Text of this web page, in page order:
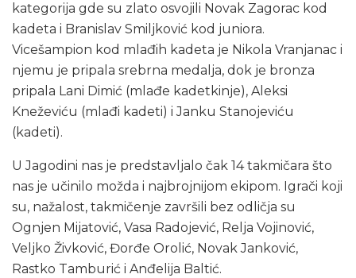
kategorija gde su zlato osvojili Novak Zagorac kod
kadeta i Branislav Smiljković kod juniora.
Vicešampion kod mlađih kadeta je Nikola Vranjanac i
njemu je pripala srebrna medalja, dok je bronza
pripala Lani Dimić (mlađe kadetkinje), Aleksi
Kneževiću (mlađi kadeti) i Janku Stanojeviću
(kadeti).
U Jagodini nas je predstavljalo čak 14 takmičara što
nas je učinilo možda i najbrojnijom ekipom. Igrači koji
su, nažalost, takmičenje završili bez odličja su
Ognjen Mijatović, Vasa Radojević, Relja Vojinović,
Veljko Živković, Đorđe Orolić, Novak Janković,
Rastko Tamburić i Anđelija Baltić.